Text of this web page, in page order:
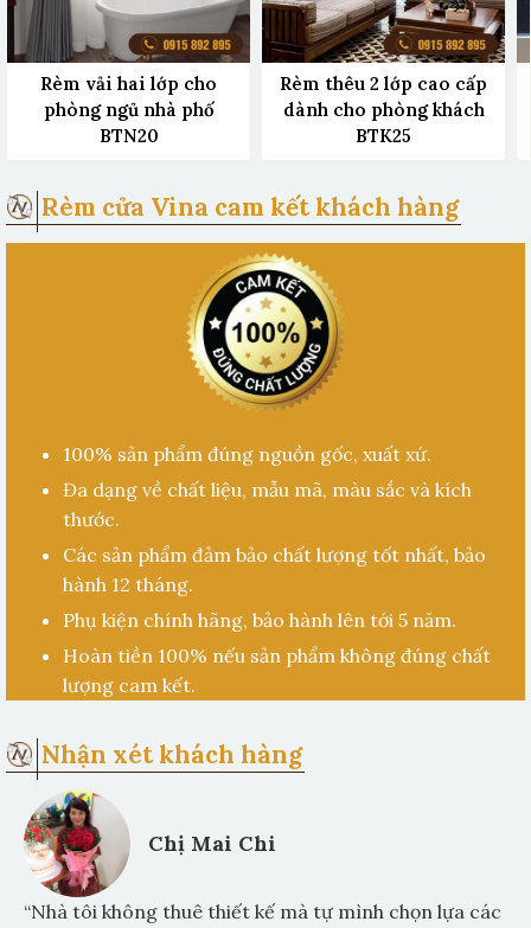
Rèm vải hai lớp cho
phòng ngủ nhà phố
BTN20
Rèm thêu 2 lớp cao cấp
dành cho phòng khách
BTK25
Rèm cửa Vina cam kết khách hàng
100% sản phẩm đúng nguồn gốc, xuất xứ.
Đa dạng về chất liệu, mẫu mã, màu sắc và kích
thước.
Các sản phẩm đảm bảo chất lượng tốt nhất, bảo
hành 12 tháng.
Phụ kiện chính hãng, bảo hành lên tới 5 năm.
Hoàn tiền 100% nếu sản phẩm không đúng chất
lượng cam kết.
Nhận xét khách hàng
Chị Mai Chi
“Nhà tôi không thuê thiết kế mà tự mình chọn lựa các